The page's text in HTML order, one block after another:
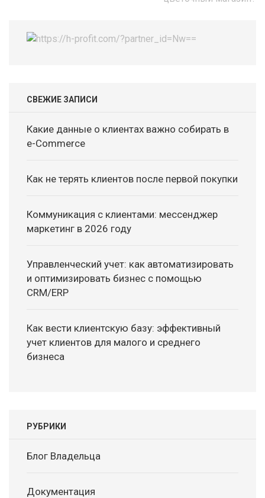
СВЕЖИЕ ЗАПИСИ
Какие данные о клиентах важно собирать в
e-Commerce
Как не терять клиентов после первой покупки
Коммуникация с клиентами: мессенджер
маркетинг в 2026 году
Управленческий учет: как автоматизировать
и оптимизировать бизнес с помощью
CRM/ERP
Как вести клиентскую базу: эффективный
учет клиентов для малого и среднего
бизнеса
РУБРИКИ
Блог Владельца
Документация